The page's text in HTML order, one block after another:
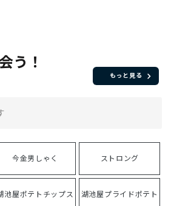
う！
もっと見る
今金男しゃく ストロング
池屋ポテトチップス 湖池屋プライドポテト